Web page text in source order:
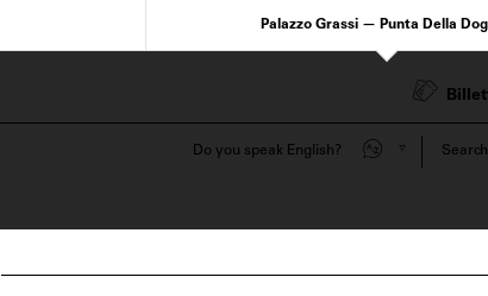
Palazzo Grassi — Punta Della
Do you speak English? Search